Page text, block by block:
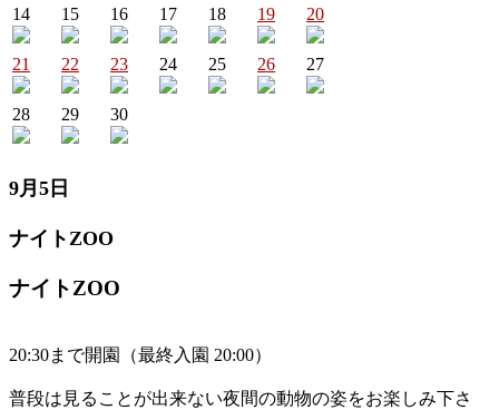
14 15 16 17 18 19 20
21 22 23 24 25 26 27
28 29 30
9月5日
ナイトZOO
ナイトZOO
20:30まで開園（最終入園 20:00）
普段は見ることが出来ない夜間の動物の姿をお楽しみ下さ